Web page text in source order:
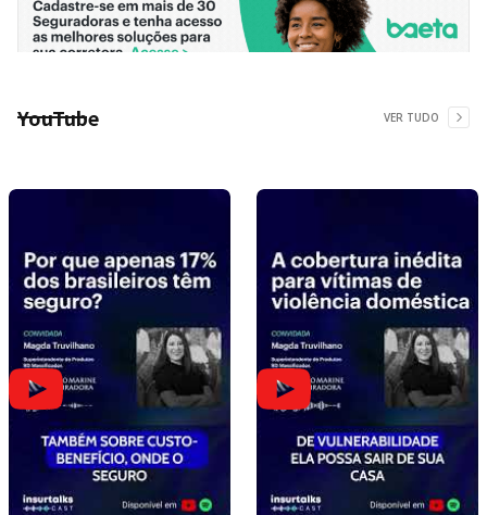
YouTube VER TUDO